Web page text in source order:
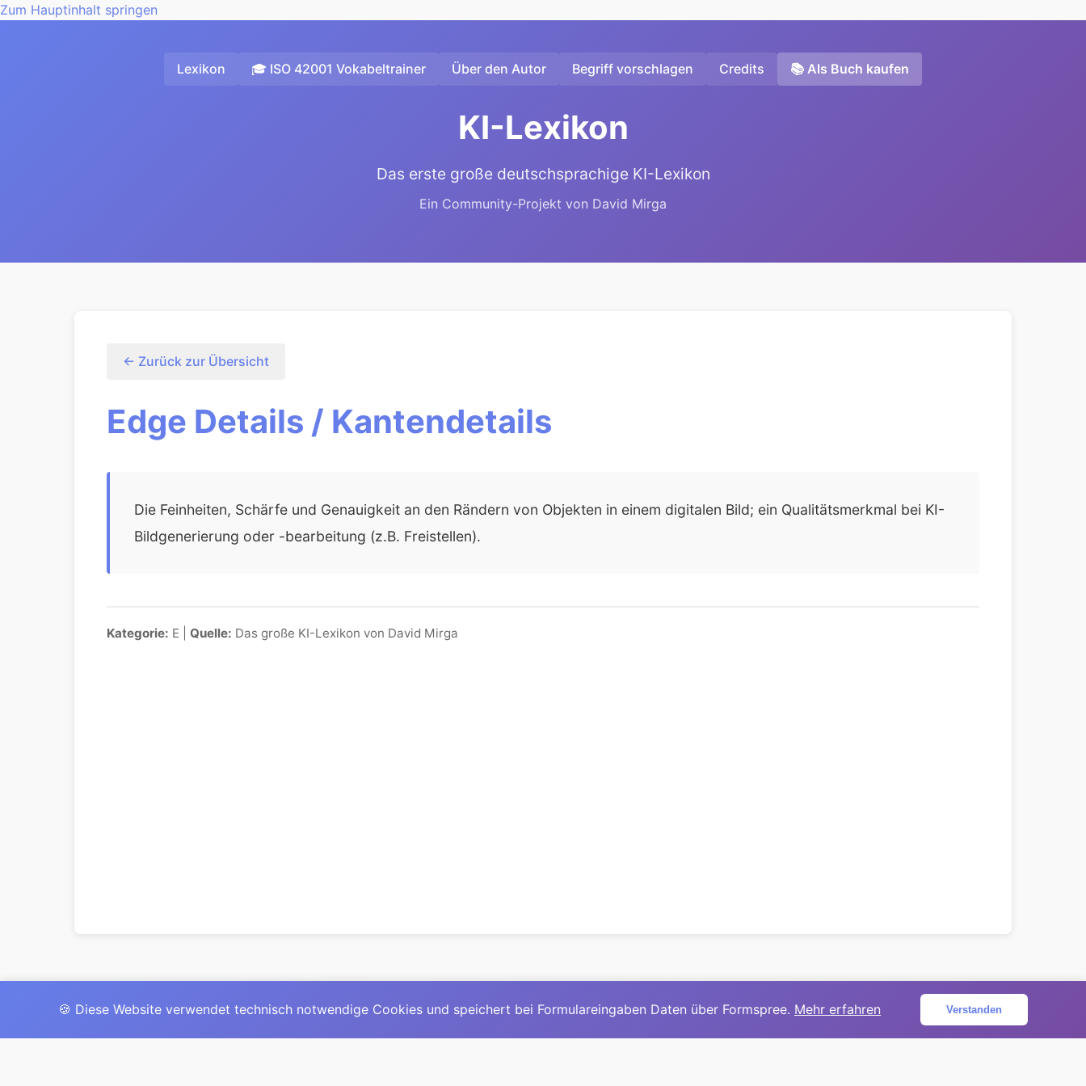
Zum Hauptinhalt springen
Lexikon 🎓 ISO 42001 Vokabeltrainer Über den Autor Begriff vorschlagen Credits 📚 Als Buch kaufen
KI-Lexikon
Das erste große deutschsprachige KI-Lexikon
Ein Community-Projekt von David Mirga
← Zurück zur Übersicht
Edge Details / Kantendetails
Die Feinheiten, Schärfe und Genauigkeit an den Rändern von Objekten in einem digitalen Bild; ein Qualitätsmerkmal bei KI-
Bildgenerierung oder -bearbeitung (z.B. Freistellen).
Kategorie: E | Quelle: Das große KI-Lexikon von David Mirga
© 2025David Mirga|LinkedIn|davidmirga.com
🍪 Diese Website verwendet technisch notwendige Cookies und speichert bei Formulareingaben Daten über Formspree. Mehr erfahren Verstanden